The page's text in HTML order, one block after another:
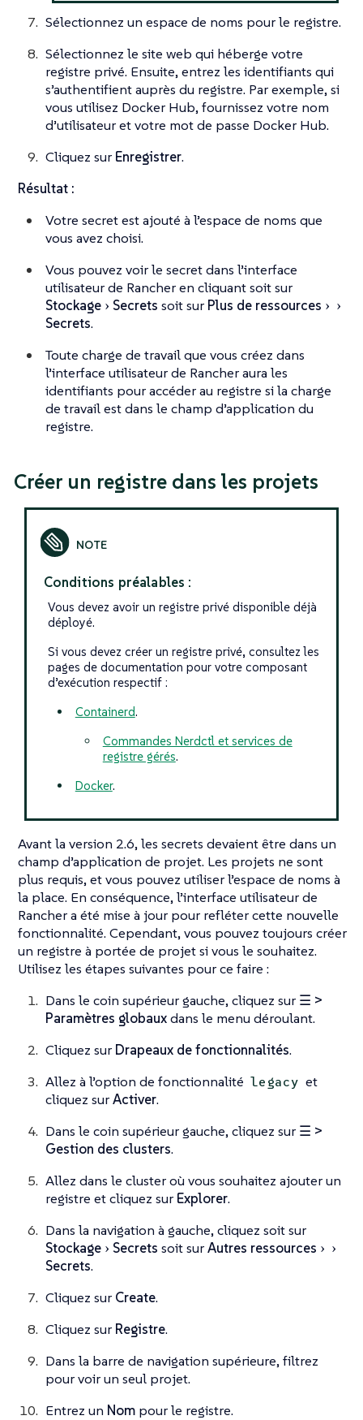
Sélectionnez un espace de noms pour le registre.
Sélectionnez le site web qui héberge votre
registre privé. Ensuite, entrez les identifiants qui
s’authentifient auprès du registre. Par exemple, si
vous utilisez Docker Hub, fournissez votre nom
d’utilisateur et votre mot de passe Docker Hub.
Cliquez sur Enregistrer.
Résultat :
Votre secret est ajouté à l’espace de noms que
vous avez choisi.
Vous pouvez voir le secret dans l’interface
utilisateur de Rancher en cliquant soit sur
Stockage
Secrets soit sur Plus de ressources
Secrets.
Toute charge de travail que vous créez dans
l’interface utilisateur de Rancher aura les
identifiants pour accéder au registre si la charge
de travail est dans le champ d’application du
registre.
Créer un registre dans les projets
Conditions préalables :
Vous devez avoir un registre privé disponible déjà
déployé.
Si vous devez créer un registre privé, consultez les
pages de documentation pour votre composant
d’exécution respectif :
Containerd.
Commandes Nerdctl et services de
registre gérés.
Docker.
Avant la version 2.6, les secrets devaient être dans un
champ d’application de projet. Les projets ne sont
plus requis, et vous pouvez utiliser l’espace de noms à
la place. En conséquence, l’interface utilisateur de
Rancher a été mise à jour pour refléter cette nouvelle
fonctionnalité. Cependant, vous pouvez toujours créer
un registre à portée de projet si vous le souhaitez.
Utilisez les étapes suivantes pour ce faire :
Dans le coin supérieur gauche, cliquez sur ☰ >
Paramètres globauxdans le menu déroulant.
Cliquez sur Drapeaux de fonctionnalités.
Allez à l’option de fonctionnalité legacy et
cliquez surActiver.
Dans le coin supérieur gauche, cliquez sur ☰ >
Gestion des clusters.
Allez dans le cluster où vous souhaitez ajouter un
registre et cliquez sur Explorer.
Dans la navigation à gauche, cliquez soit sur
Stockage
Secrets soit surAutres ressources
Secrets.
Cliquez sur Create.
Cliquez sur Registre.
Dans la barre de navigation supérieure, filtrez
pour voir un seul projet.
Entrez un Nom pour le registre.